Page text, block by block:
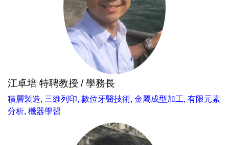
江卓培 特聘教授 / 學務長
積層製造, 三維列印, 數位牙醫技術, 金屬成型加工, 有限元素
分析, 機器學習